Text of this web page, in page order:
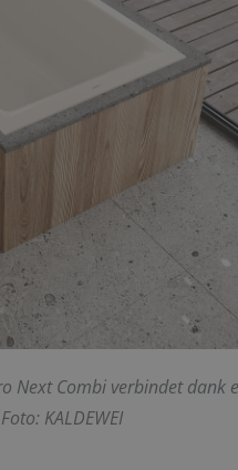
Next Combi verbindet dank
KALDEWEI